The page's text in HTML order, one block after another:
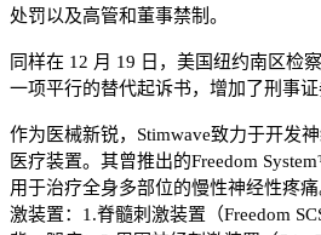
处罚以及高管和董事禁制。
同样在 12 月 19 日，美国纽约南区检
一项平行的替代起诉书，增加了刑事证
作为医械新锐，Stimwave致力于开发
医疗装置。其曾推出的Freedom
用于治疗全身多部位的慢性神经性疼
激装置：1.脊髓刺激装置（Freedom